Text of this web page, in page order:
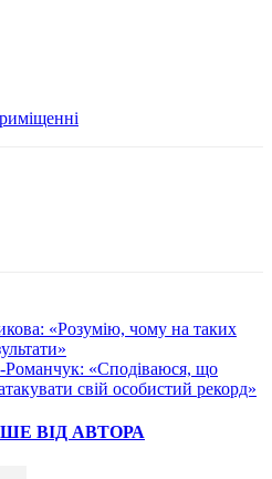
«Розумію, чому на таких
«Сподіваюся, що
свій особистий рекорд»
ВІД АВТОРА